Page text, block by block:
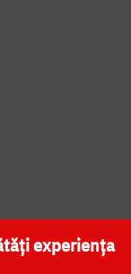
NAȚIONALĂ
experiența